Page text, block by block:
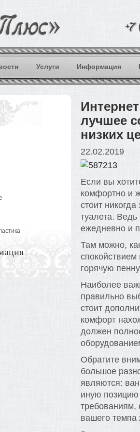
Услуги Информация
лучшее
низких
22.02.2019
Если вы
комфортно и
стоит
туалета.
ежедневно и
Там можно,
горячую
Наиболее
правильно
стоит
комфорт
должен
Обратите
большое
являются:
иную
требованиям,
вашего темпа